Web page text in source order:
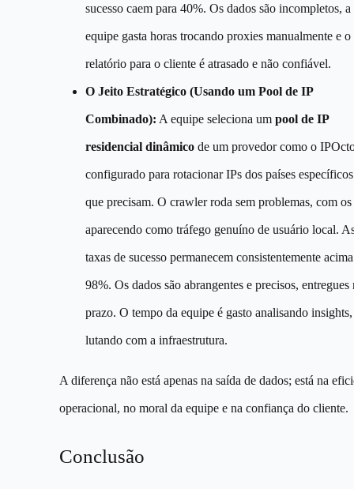
sucesso caem para 40%. Os dados são incompletos, a
equipe gasta horas trocando proxies manualmente e o
relatório para o cliente é atrasado e não confiável.
O Jeito Estratégico (Usando um Pool de IP
Combinado): A equipe seleciona um pool de IP
residencial dinâmico de um provedor como o
configurado para rotacionar IPs dos países
que precisam. O crawler roda sem problemas, com os
aparecendo como tráfego genuíno de usuário local.
taxas de sucesso permanecem consistentemente
98%. Os dados são abrangentes e precisos, entregues
prazo. O tempo da equipe é gasto analisando
lutando com a infraestrutura.
A diferença não está apenas na saída de dados; está na
operacional, no moral da equipe e na confiança do cliente.
Conclusão